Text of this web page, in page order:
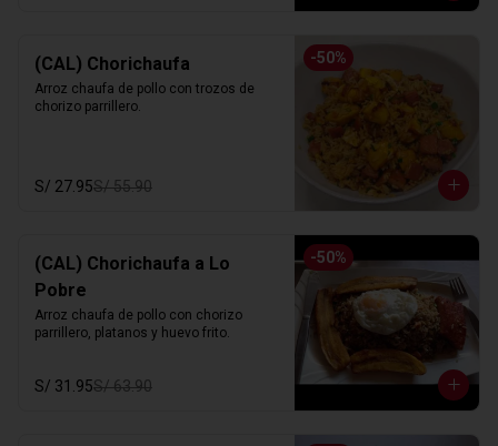
-50%
(CAL) Chorichaufa
Arroz chaufa de pollo con trozos de
chorizo parrillero.
S/ 27.95S/ 55.90
-50%
(CAL) Chorichaufa a Lo
Pobre
Arroz chaufa de pollo con chorizo
parrillero, platanos y huevo frito.
S/ 31.95S/ 63.90